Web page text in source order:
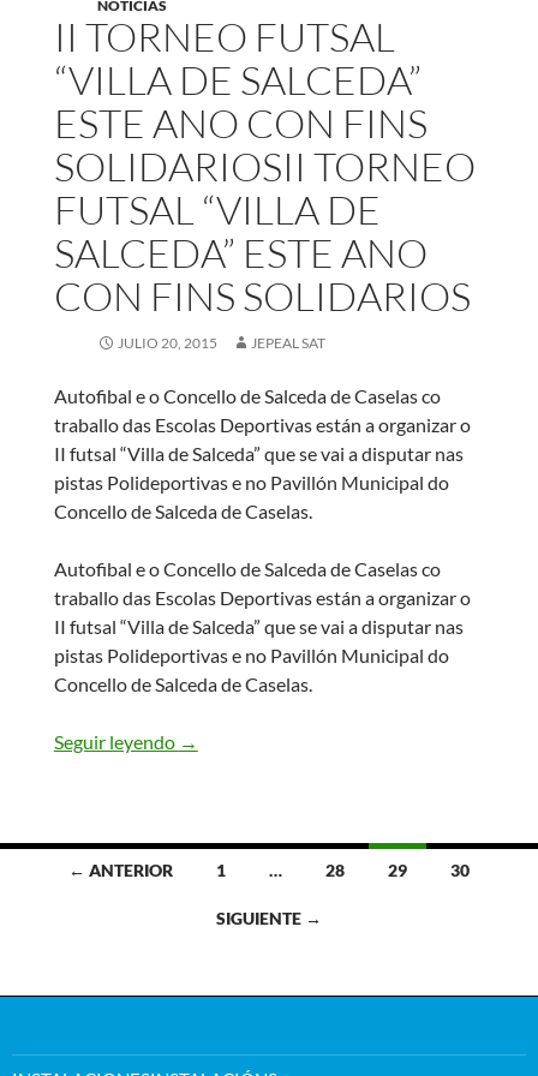
NOTICIAS
II TORNEO FUTSAL
“VILLA DE SALCEDA”
ESTE ANO CON FINS
SOLIDARIOSII TORNEO
FUTSAL “VILLA DE
SALCEDA” ESTE ANO
CON FINS SOLIDARIOS
JULIO 20, 2015 JEPEAL SAT
Autofibal e o Concello de Salceda de Caselas co
traballo das Escolas Deportivas están a organizar o
II futsal “Villa de Salceda” que se vai a disputar nas
pistas Polideportivas e no Pavillón Municipal do
Concello de Salceda de Caselas.
Autofibal e o Concello de Salceda de Caselas co
traballo das Escolas Deportivas están a organizar o
II futsal “Villa de Salceda” que se vai a disputar nas
pistas Polideportivas e no Pavillón Municipal do
Concello de Salceda de Caselas.
Seguir leyendo II TORNEO FUTSAL “VILLA DE
→
las
← ANTERIOR 1 … 28 29 30
SIGUIENTE →